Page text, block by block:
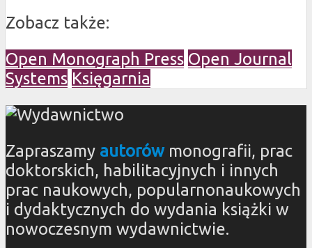
Zobacz także:
Open Monograph Press Open Journal
Systems Księgarnia
Zapraszamy autorówmonografii, prac
doktorskich, habilitacyjnych i innych
prac naukowych, popularnonaukowych
i dydaktycznych do wydania książki w
nowoczesnym wydawnictwie.